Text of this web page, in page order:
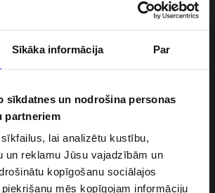
Sīkāka informācija Par
sīkdatnes un nodrošina personas
partneriem
lai analizētu kustību,
un reklamu Jūsu vajadzībām un
kopīgošanu sociālajos
mēs kopīgojam informāciju